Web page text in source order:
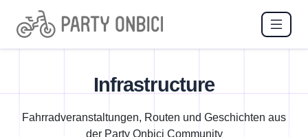
Infrastructure
Fahrradveranstaltungen, Routen und Geschichten aus
der Party Onbici Community